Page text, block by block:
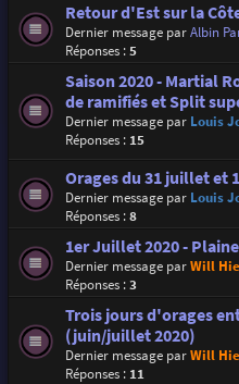
Retour d'Est sur la
Dernier message parAlbin
Réponses :5
Saison 2020 - Martial
de ramifiés et Split
Dernier message par Louis
Réponses : 15
Orages du 31 juillet et
Dernier message par Louis
Réponses :8
1er Juillet 2020 -
Dernier message parWill
Réponses :3
Trois jours d'orages
(juin/juillet 2020)
Dernier message parWill
Réponses : 11